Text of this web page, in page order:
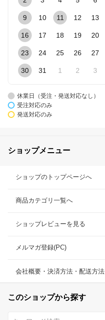
9 10 11 12 13
16 17 18 19 20
23 24 25 26 27
30 31 1 2 3
休業日（受注・発送対応なし）
受注対応のみ
発送対応のみ
ショップメニュー
ショップのトップページへ
商品カテゴリ一覧へ
ショップレビューを見る
メルマガ登録(PC)
会社概要・決済方法・配送方法
このショップから探す